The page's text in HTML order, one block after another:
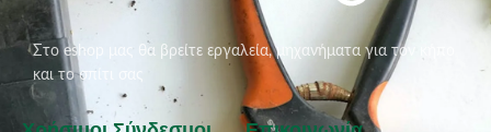
Στο eshop μας θα βρείτε εργαλεία, μηχανήματα για τον κήπο
και το σπίτι σας